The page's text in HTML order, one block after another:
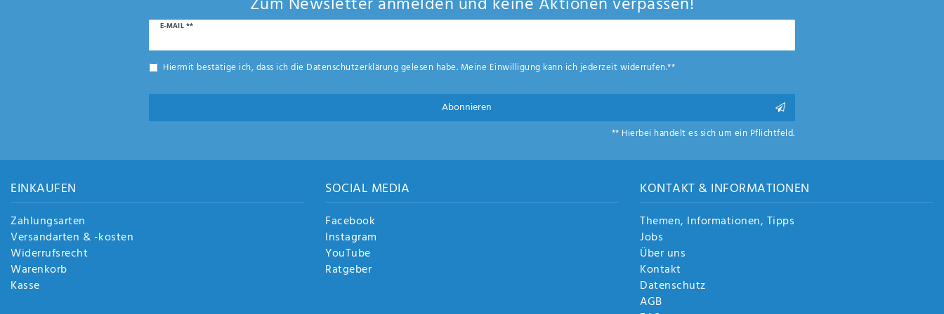
E-MAIL **
Newsletter
Hiermit bestätige ich, dass ich die Daten­schutz­erklärunggelesen habe. Meine Einwilligung kann ich jederzeit widerrufen.**
Abonnieren
** Hierbei handelt es sich um ein Pflichtfeld.
EINKAUFEN
Zahlungsarten
Versandarten & -kosten
Widerrufsrecht
Warenkorb
Kasse
SOCIAL MEDIA
Facebook
Instagram
YouTube
Ratgeber
KONTAKT & INFORMATIONEN
Themen, Informationen, Tipps
Jobs
Über uns
Kontakt
Datenschutz
AGB